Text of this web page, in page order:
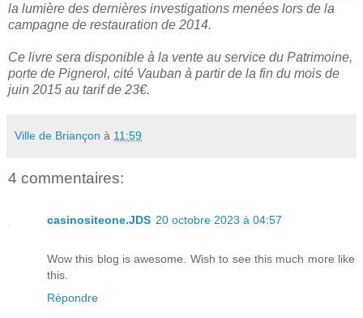
la lumière des dernières investigations menées lors de la
campagne de restauration de 2014.
Ce livre sera disponible à la vente au service du Patrimoine,
porte de Pignerol, cité Vauban à partir de la fin du mois de
juin 2015 au tarif de 23€.
Ville de Briançon à 11:59
4 commentaires:
casinositeone.JDS 20 octobre 2023 à 04:57
Wow this blog is awesome. Wish to see this much more like
this.
Répondre